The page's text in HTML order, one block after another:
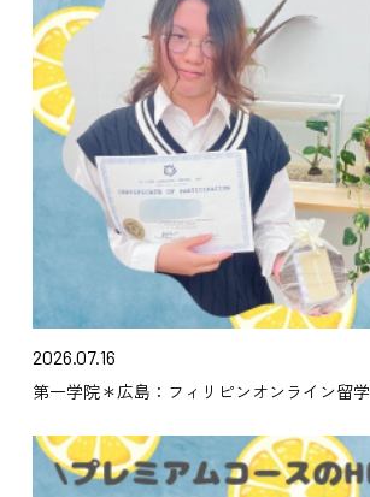
2026.07.16
第一学院＊広島：フィリピンオンライン留学